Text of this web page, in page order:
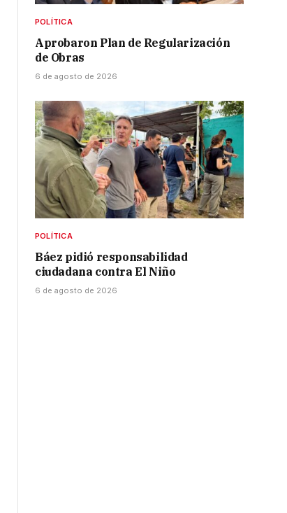
POLÍTICA
Aprobaron Plan de Regularización
de Obras
6 de agosto de 2026
POLÍTICA
Báez pidió responsabilidad
ciudadana contra El Niño
6 de agosto de 2026